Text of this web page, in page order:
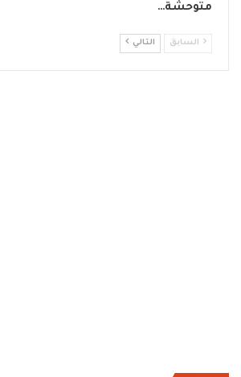
متوحشة…
السابق التالي